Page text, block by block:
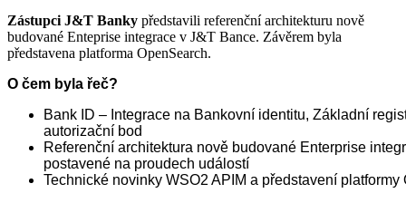
Zástupci J&T Banky představili referenční architekturu nově
budované Enteprise integrace v J&T Bance. Závěrem byla
představena platforma OpenSearch.
O čem byla řeč?
Bank ID – Integrace na Bankovní identitu, Základní
autorizační bod
Referenční architektura nově budované Enterprise
postavené na proudech událostí
Technické novinky WSO2 APIM a představení platformy